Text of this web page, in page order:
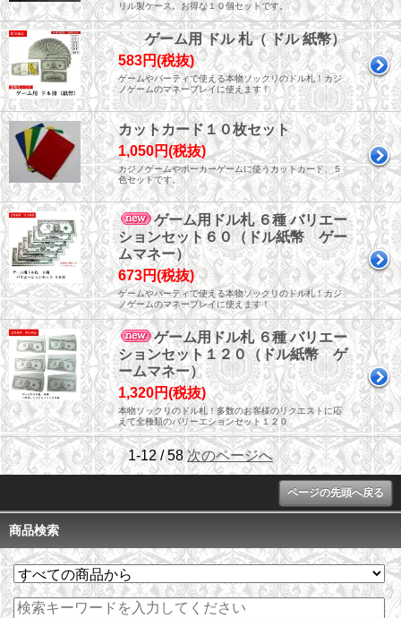
リル製ケース。お得な１０個セットです。
ゲーム用 ドル 札（ ドル 紙幣）
583円(税抜)
ゲームやパーティで使える本物ソックリのドル札！カジ
ノゲームのマネープレイに使えます！
カットカード１０枚セット
1,050円(税抜)
カジノゲームやポーカーゲームに使うカットカード、５
色セットです。
ゲーム用ドル札 ６種 バリエー
ションセット６０（ドル紙幣 ゲー
ムマネー）
673円(税抜)
ゲームやパーティで使える本物ソックリのドル札！カジ
ノゲームのマネープレイに使えます！
ゲーム用ドル札 ６種 バリエー
ションセット１２０（ドル紙幣 ゲ
ームマネー）
1,320円(税抜)
本物ソックリのドル札！多数のお客様のリクエストに応
えて全種類のバリーエションセット１２０
1-12 / 58次のページへ
ページの先頭へ戻る
商品検索